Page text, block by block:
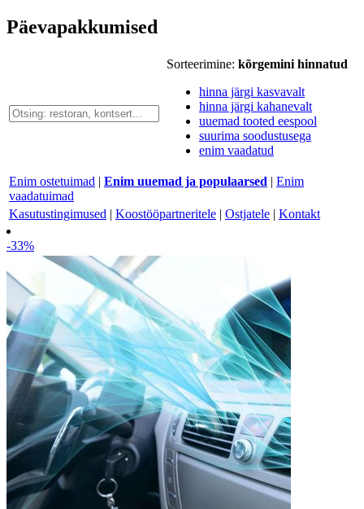
Päevapakkumised
Sorteerimine: kõrgemini hinnatud
hinna järgi kasvavalt
hinna järgi kahanevalt
uuemad tooted eespool
suurima soodustusega
enim vaadatud
Enim ostetuimad | Enim uuemad ja populaarsed | Enim
vaadatuimad
Kasutustingimused | Koostööpartneritele | Ostjatele | Kontakt
-33%